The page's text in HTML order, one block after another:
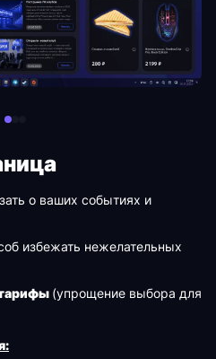
о ваших событиях и
избежать нежелательных
(упрощение выбора для